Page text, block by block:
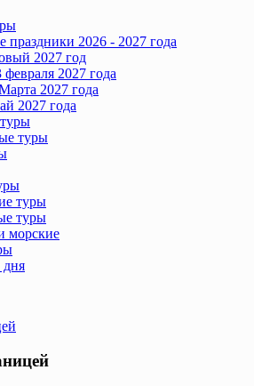
праздники 2026 - 2027 года
2027 год
2027 года
2027 года
2027 года
туры
туры
туры
морские